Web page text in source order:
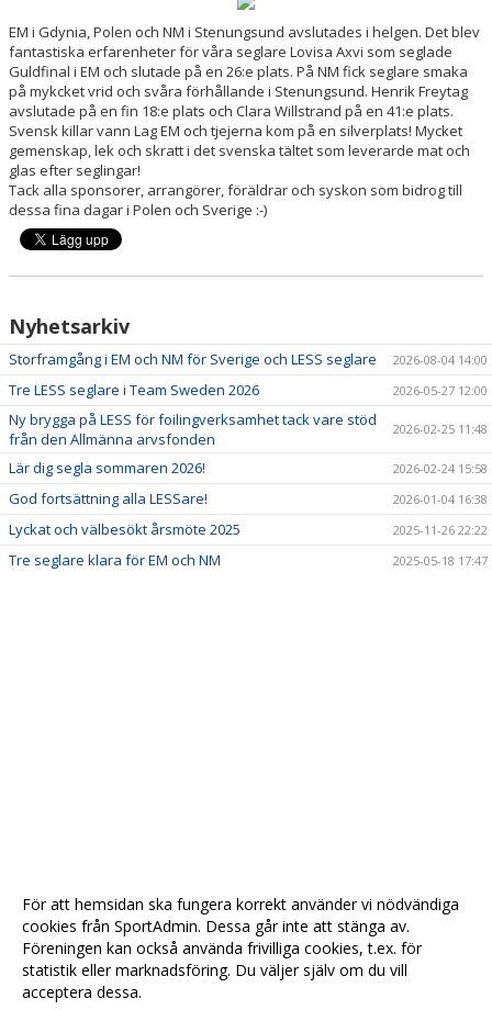
HITTA HIT - KARTA
HISTORIK LESS
EM i Gdynia, Polen och NM i Stenungsund avslutades i helgen. Det blev
fantastiska erfarenheter för våra seglare Lovisa Axvi som seglade
Guldfinal i EM och slutade på en 26:e plats. På NM fick seglare smaka
på mykcket vrid och svåra förhållande i Stenungsund. Henrik Freytag
avslutade på en fin 18:e plats och Clara Willstrand på en 41:e plats.
Svensk killar vann Lag EM och tjejerna kom på en silverplats! Mycket
gemenskap, lek och skratt i det svenska tältet som leverarde mat och
glas efter seglingar!
Tack alla sponsorer, arrangörer, föräldrar och syskon som bidrog till
dessa fina dagar i Polen och Sverige :-)
Nyhetsarkiv
Storframgång i EM och NM för Sverige och LESS seglare 2026-08-04 14:00
Tre LESS seglare i Team Sweden 2026 2026-05-27 12:00
Ny brygga på LESS för foilingverksamhet tack vare stöd
från den Allmänna arvsfonden
2026-02-25 11:48
Lär dig segla sommaren 2026! 2026-02-24 15:58
God fortsättning alla LESSare! 2026-01-04 16:38
Lyckat och välbesökt årsmöte 2025 2025-11-26 22:22
Tre seglare klara för EM och NM 2025-05-18 17:47
För att hemsidan ska fungera korrekt använder vi nödvändiga
cookies från SportAdmin. Dessa går inte att stänga av.
Föreningen kan också använda frivilliga cookies, t.ex. för
statistik eller marknadsföring. Du väljer själv om du vill
acceptera dessa.